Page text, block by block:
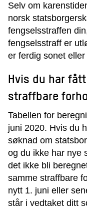
Selv om
norsk
fengselsstraffen
fengselsstraff er
er ferdig sonet
Hvis du har
straffbare
Tabellen for
juni 2020. Hvis du
søknad om
og du ikke har nye
det ikke bli
samme straffbare
nytt 1. juni eller
står i vedtaket ditt